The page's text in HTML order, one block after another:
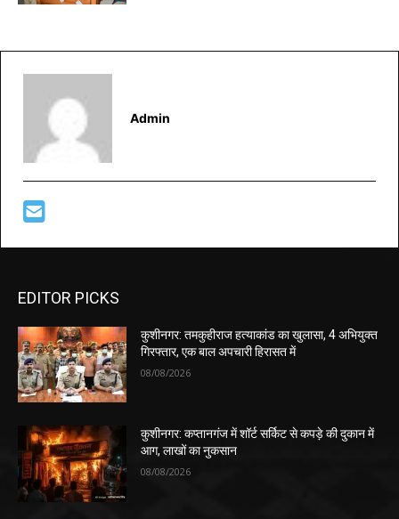
Admin
EDITOR PICKS
कुशीनगर: तमकुहीराज हत्याकांड का खुलासा, 4 अभियुक्त
गिरफ्तार, एक बाल अपचारी हिरासत में
08/08/2026
कुशीनगर: कप्तानगंज में शॉर्ट सर्किट से कपड़े की दुकान में
आग, लाखों का नुकसान
08/08/2026